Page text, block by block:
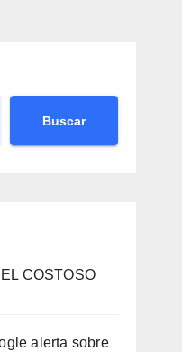
Buscar
COSTOSO
alerta sobre